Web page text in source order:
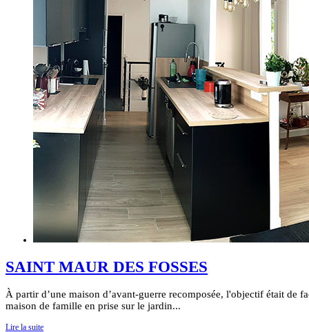
SAINT MAUR DES FOSSES
À partir d’une maison d’avant-guerre recomposée, l'objectif était de
maison de famille en prise sur le jardin...
Lire la suite